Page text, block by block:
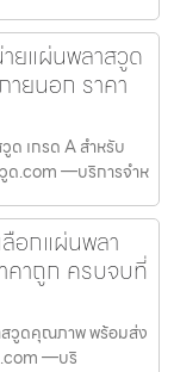
ยแผ่นพลาสวูด
ายนอก ราคา
ด เกรด A สำหรับ
ด.com —บริการจำห
อกแผ่นพลา
คาถูก ครบจบที่
สวูดคุณภาพ พร้อมส่ง
.com —บริ